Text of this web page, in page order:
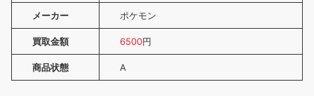
メーカー ポケモン
買取金額 6500円
商品状態 A